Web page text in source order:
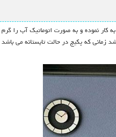
به کار نموده و به صورت اتوماتیک آب را
که پکیج در حالت تابستانه می